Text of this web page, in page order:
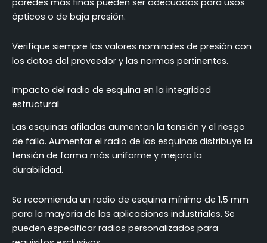
ópticos o de baja presión.
Verifique siempre los valores nominales de presión con
los datos del proveedor y las normas pertinentes.
Impacto del radio de esquina en la integridad
estructural
Las esquinas afiladas aumentan la tensión y el riesgo
de fallo. Aumentar el radio de las esquinas distribuye la
tensión de forma más uniforme y mejora la
durabilidad.
Se recomienda un radio de esquina mínimo de 1,5 mm
para la mayoría de las aplicaciones industriales. Se
pueden especificar radios personalizados para